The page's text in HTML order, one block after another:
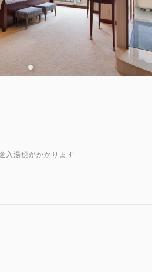
入湯税がかかります